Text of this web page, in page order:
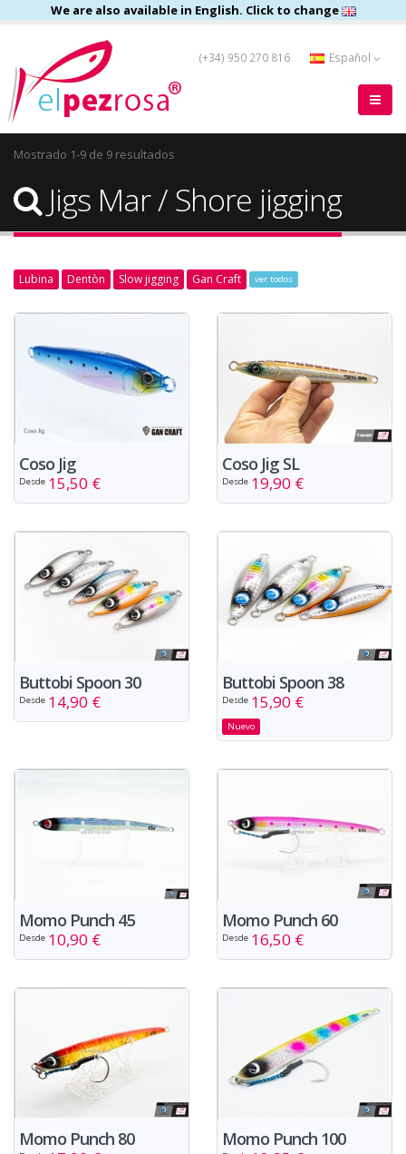
We are also available in English. Click to change
(+34) 950 270 816 Español
Mostrado 1-9 de 9 resultados
Jigs Mar / Shore jigging
Lubina Dentòn Slow jigging Gan Craft ver todos
Coso Jig
Desde 15,50 €
Coso Jig SL
Desde 19,90 €
Buttobi Spoon 30
Desde 14,90 €
Buttobi Spoon 38
Desde 15,90 €
Nuevo
Momo Punch 45
Desde 10,90 €
Momo Punch 60
Desde 16,50 €
Momo Punch 80 Momo Punch 100